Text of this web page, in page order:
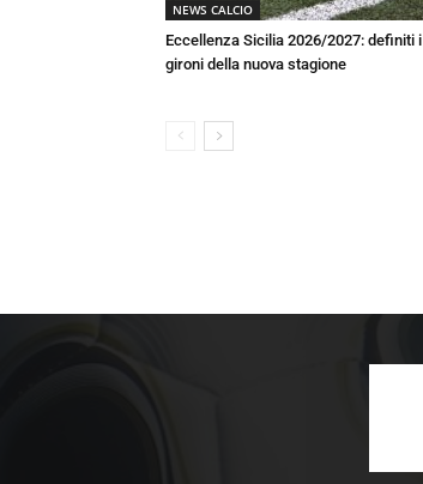
NEWS CALCIO
Eccellenza Sicilia 2026/2027: definiti i
gironi della nuova stagione